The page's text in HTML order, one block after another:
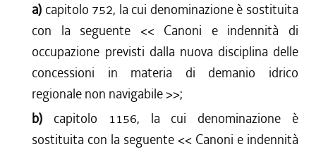
a) capitolo 752, la cui denominazione è sostituita
con la seguente << Canoni e indennità di
occupazione previsti dalla nuova disciplina delle
concessioni in materia di demanio idrico
regionale non navigabile>>;
b) capitolo 1156, la cui denominazione è
sostituita con la seguente << Canoni e indennità